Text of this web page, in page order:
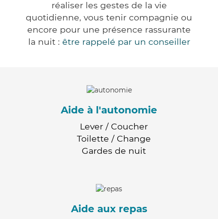
réaliser les gestes de la vie
quotidienne, vous tenir compagnie ou
encore pour une présence rassurante
la nuit : être rappelé par un conseiller
Aide à l'autonomie
Lever / Coucher
Toilette / Change
Gardes de nuit
Aide aux repas